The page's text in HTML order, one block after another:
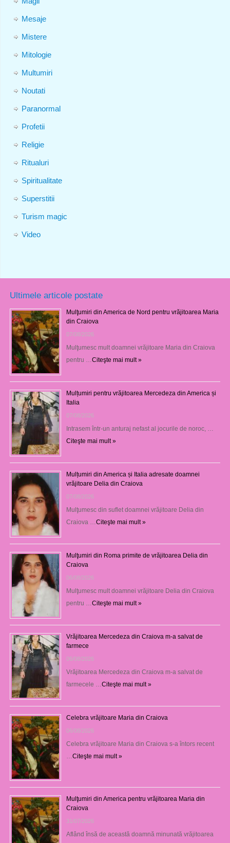
Mesaje
Mistere
Mitologie
Multumiri
Noutati
Paranormal
Profetii
Religie
Ritualuri
Spiritualitate
Superstitii
Turism magic
Video
Ultimele articole postate
Mulţumiri din America de Nord pentru vrăjitoarea Maria
din Craiova
07/08/2026
Mulţumesc mult doamnei vrăjitoare Maria din Craiova
pentru … Citeşte mai mult »
Mulțumiri pentru vrăjitoarea Mercedeza din America și
Italia
07/08/2026
Intrasem într-un anturaj nefast al jocurile de noroc, …
Citeşte mai mult »
Mulțumiri din America și Italia adresate doamnei
vrăjitoare Delia din Craiova
07/08/2026
Mulţumesc din suflet doamnei vrăjitoare Delia din
Craiova … Citeşte mai mult »
Mulţumiri din Roma primite de vrăjitoarea Delia din
Craiova
06/08/2026
Mulţumesc mult doamnei vrăjitoare Delia din Craiova
pentru … Citeşte mai mult »
Vrăjitoarea Mercedeza din Craiova m-a salvat de
farmece
06/08/2026
Vrăjitoarea Mercedeza din Craiova m-a salvat de
farmecele … Citeşte mai mult »
Celebra vrăjitoare Maria din Craiova
06/08/2026
Celebra vrăjitoare Maria din Craiova s-a întors recent
Citeşte mai mult »
Mulţumiri din America pentru vrăjitoarea Maria din
Craiova
31/07/2026
Aflând însă de această doamnă minunată vrăjitoarea